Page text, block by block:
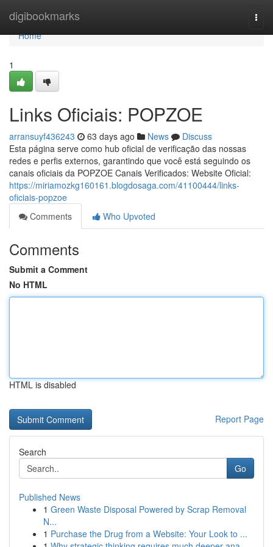
digibookmarks
Home
Home
1
Links Oficiais: POPZOE
arransuyf436243 63 days ago News
Discuss
Esta página serve como hub oficial de verificação das nossas
redes e perfis externos, garantindo que você está seguindo os
canais oficiais da POPZOE Canais Verificados: Website Oficial:
https://miriamozkg160161.blogdosaga.com/41100444/links-
oficiais-popzoe
Comments
Who Upvoted
Comments
Submit a Comment
No HTML
HTML is disabled
Report Page
Search
Go
Published News
1 Green Waste Disposal Powered by Scrap Removal
N...
1 Purchase the Drug from a Website: Your Look to ...